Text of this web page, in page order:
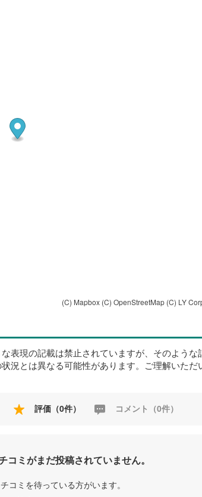
(C) Mapbox (C) OpenStreetMap (C) LY
表現の記載は禁止されていますが、そのような
況とは異なる可能性があります。ご理解いた
評価（0件） コメント（0件）
コミがまだ投稿されていません。
コミを待っている方がいます。